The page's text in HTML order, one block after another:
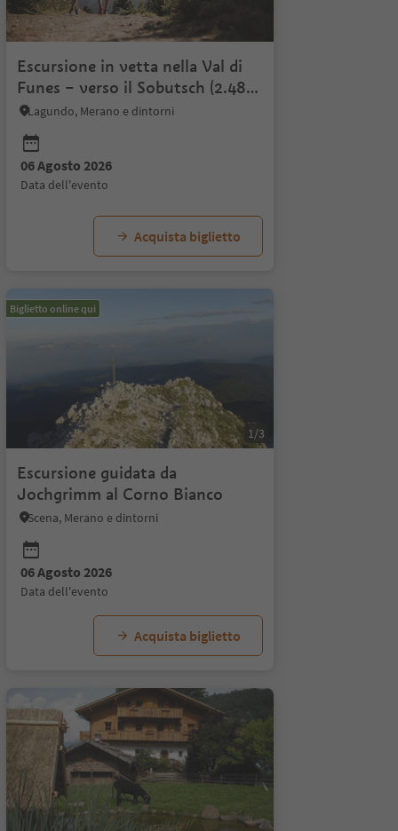
03 Settembre 2026
data dell'evento
20 Agosto 2026
data dell'evento
Escursione in vetta nella Val di
Funes – verso il Sobutsch (2.486
m)Lagundo, Merano e dintorni
06 Agosto 2026
data dell'evento
Acquista biglietto
data dell'evento
Biglietto online qui
1/3
Escursione guidata da
Jochgrimm al Corno Bianco
Scena, Merano e dintorni
06 Agosto 2026
data dell'evento
Acquista biglietto